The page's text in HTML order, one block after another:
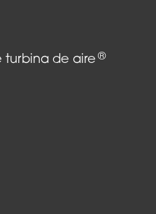
turbina de aire ®